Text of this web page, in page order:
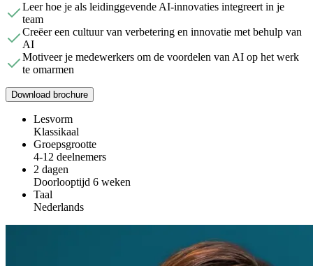
Leer hoe je als leidinggevende AI-innovaties integreert in je
team
Creëer een cultuur van verbetering en innovatie met behulp van
AI
Motiveer je medewerkers om de voordelen van AI op het werk
te omarmen
Download brochure
Lesvorm
Klassikaal
Groepsgrootte
4-12 deelnemers
2 dagen
Doorlooptijd 6 weken
Taal
Nederlands